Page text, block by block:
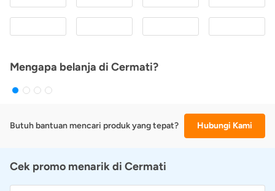
Mengapa belanja di Cermati?
Butuh bantuan mencari produk yang tepat? Hubungi Kami
Cek promo menarik di Cermati